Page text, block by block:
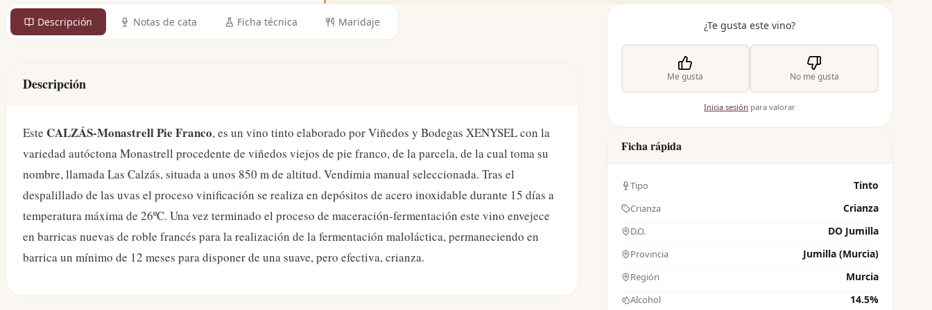
Descripción Notas de cata Ficha técnica Maridaje
Descripción
Este CALZÁS-Monastrell Pie Franco, es un vino tinto elaborado por Viñedos y Bodegas XENYSEL con la
variedad autóctona Monastrell procedente de viñedos viejos de pie franco, de la parcela, de la cual toma su
nombre, llamada Las Calzás, situada a unos 850 m de altitud. Vendimia manual seleccionada. Tras el
despalillado de las uvas el proceso vinificación se realiza en depósitos de acero inoxidable durante 15 días a
temperatura máxima de 26ºC. Una vez terminado el proceso de maceración-fermentación este vino envejece
en barricas nuevas de roble francés para la realización de la fermentación maloláctica, permaneciendo en
barrica un mínimo de 12 meses para disponer de una suave, pero efectiva, crianza.
¿Te gusta este vino?
Me gusta No me gusta
Inicia sesión para valorar
Ficha rápida
Tipo Tinto
Crianza Crianza
D.O. DO Jumilla
Provincia Jumilla (Murcia)
Región Murcia
Alcohol 14.5%